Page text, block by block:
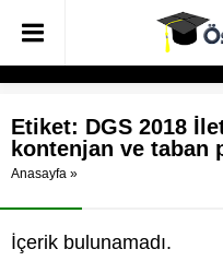
Etiket: DGS 2018
kontenjan ve taban
Anasayfa »
İçerik bulunamadı.